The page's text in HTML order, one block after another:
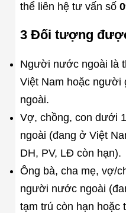
thể liên hệ tư vấn số
3 Đối tượng
Người nước ngoài là
Việt Nam hoặc người
ngoài.
Vợ, chồng, con dưới
ngoài (đang ở Việt
DH, PV, LĐ còn hạn).
Ông bà, cha mẹ, vợ/
người nước ngoài
tạm trú còn hạn hoặc